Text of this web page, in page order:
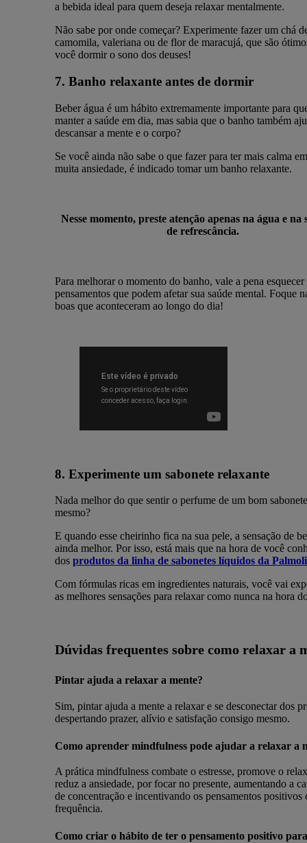
a bebida ideal para quem deseja relaxar mentalmente.
Não sabe por onde começar? Experimente fazer um chá
camomila, valeriana ou de flor de maracujá, que são
você dormir o sono dos deuses!
7. Banho relaxante antes de dormir
Beber água é um hábito extremamente importante para
manter a saúde em dia, mas sabia que o banho também
descansar a mente e o corpo?
Se você ainda não sabe o que fazer para ter mais calma
muita ansiedade, é indicado tomar um banho relaxante.
Nesse momento, preste atenção apenas na água e na
de refrescância.
Para melhorar o momento do banho, vale a pena esquecer
pensamentos que podem afetar sua saúde mental. Foque
boas que aconteceram ao longo do dia!
8. Experimente um sabonete relaxante
Nada melhor do que sentir o perfume de um bom
mesmo?
E quando esse cheirinho fica na sua pele, a sensação de
ainda melhor. Por isso, está mais que na hora de você
dos produtos da linha de sabonetes líquidos da
Com fórmulas ricas em ingredientes naturais, você vai
as melhores sensações para relaxar como nunca na hora
Dúvidas frequentes sobre como relaxar a
Pintar ajuda a relaxar a mente?
Sim, pintar ajuda a mente a relaxar e se desconectar dos
despertando prazer, alívio e satisfação consigo mesmo.
Como aprender mindfulness pode ajudar a relaxar a
A prática mindfulness combate o estresse, promove o
reduz a ansiedade, por focar no presente, aumentando a
de concentração e incentivando os pensamentos positivos
frequência.
Como criar o hábito de ter o pensamento positivo